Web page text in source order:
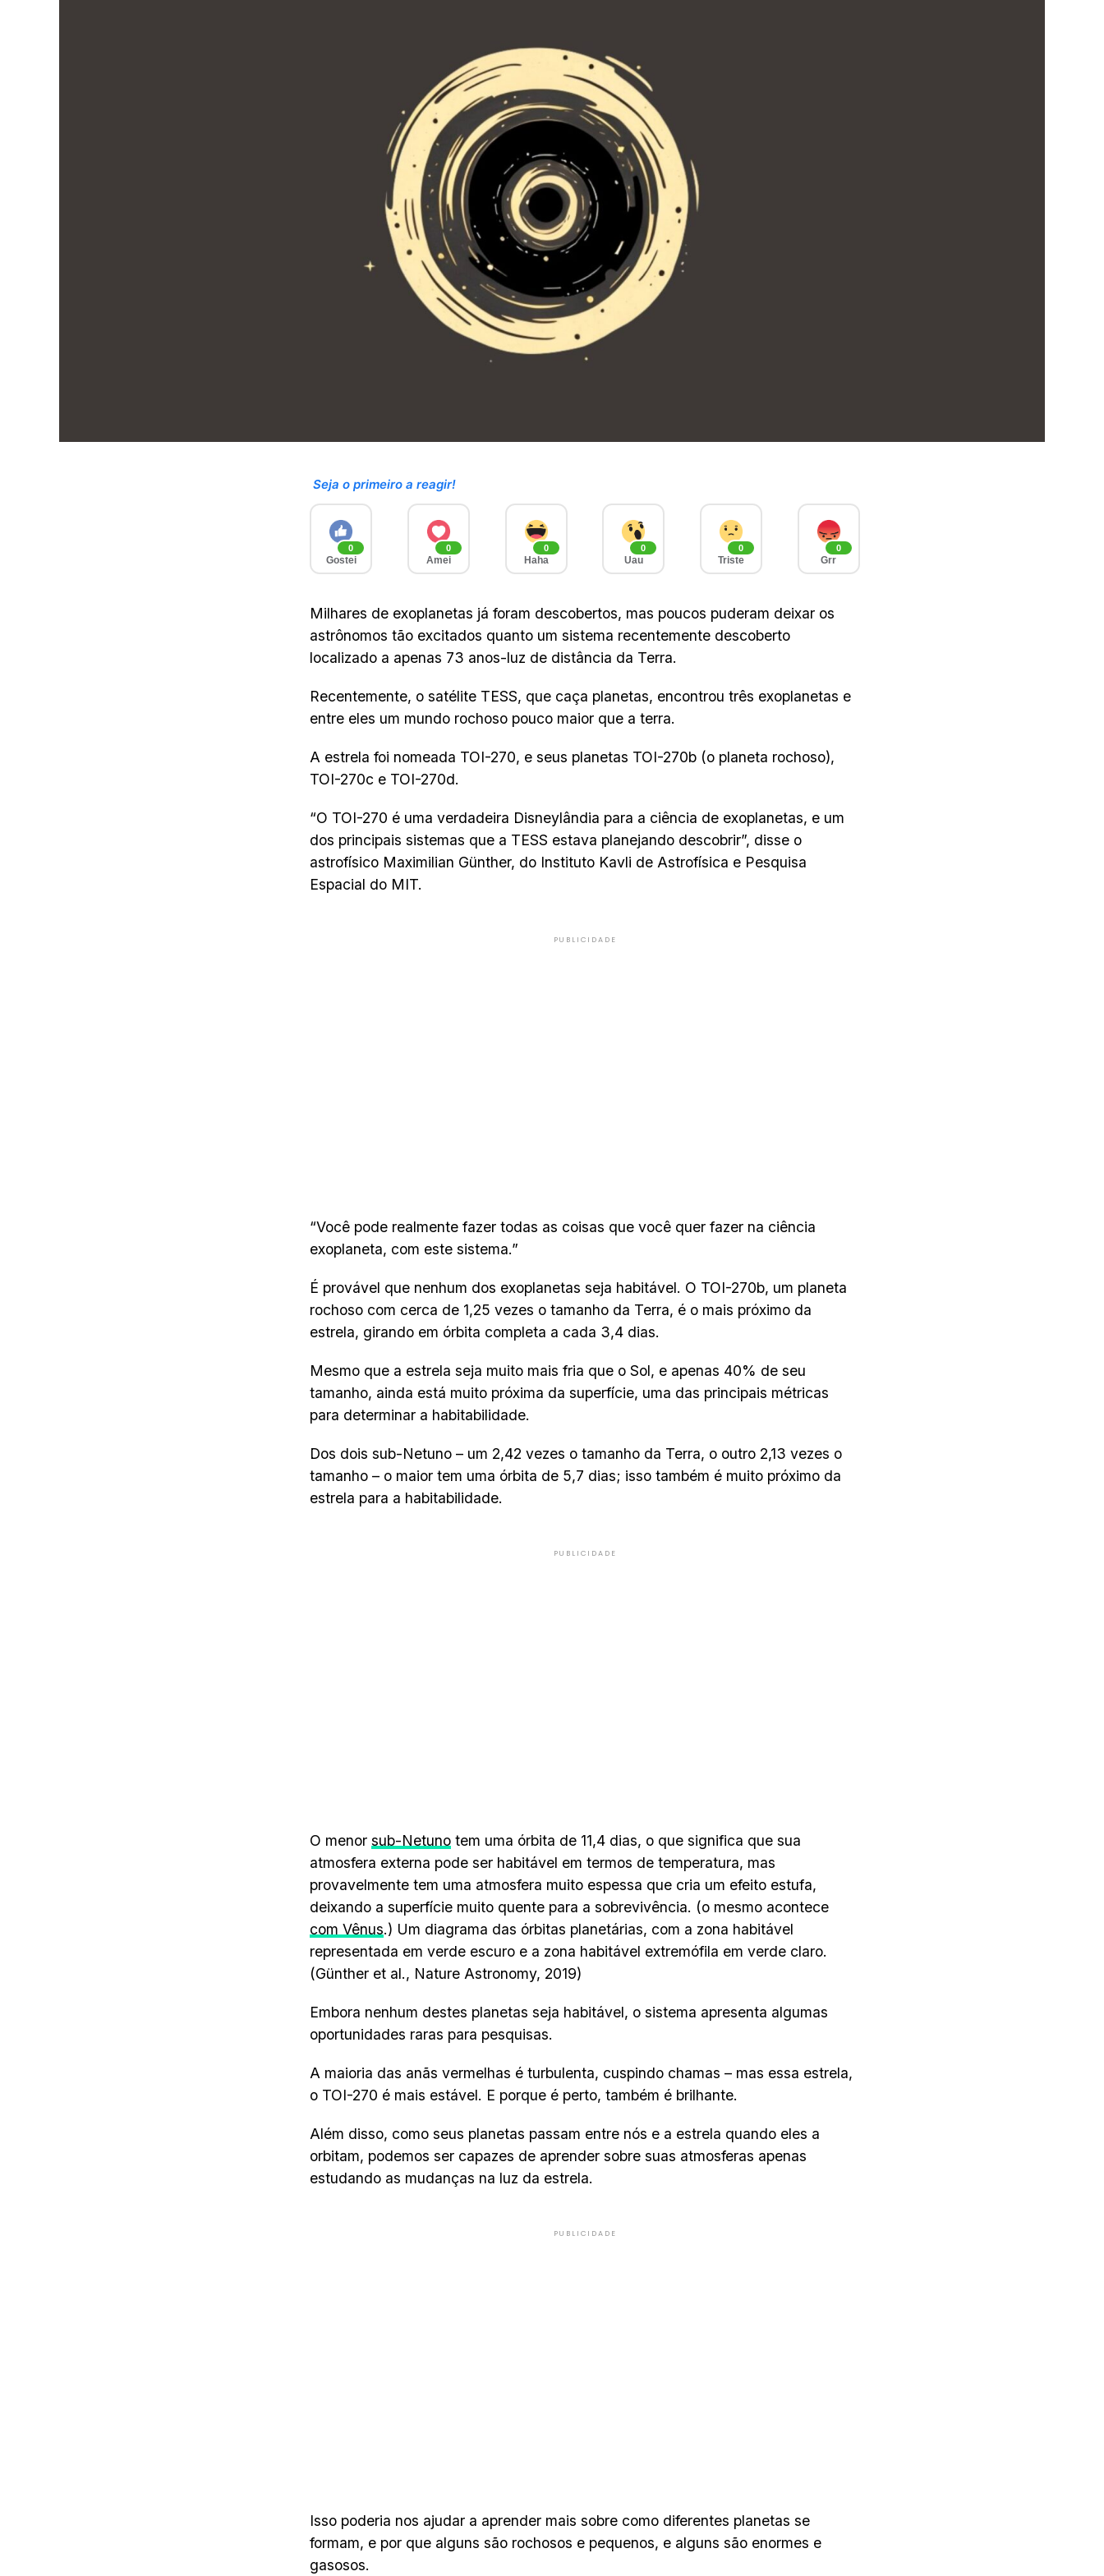
Seja o primeiro a reagir!
0
Gostei
0
Amei
0
Haha
0
Uau
0
Triste
0
Grr
Milhares de exoplanetas já foram descobertos, mas poucos puderam deixar os
astrônomos tão excitados quanto um sistema recentemente descoberto
localizado a apenas 73 anos-luz de distância da Terra.
Recentemente, o satélite TESS, que caça planetas, encontrou três exoplanetas e
entre eles um mundo rochoso pouco maior que a terra.
A estrela foi nomeada TOI-270, e seus planetas TOI-270b (o planeta rochoso),
TOI-270c e TOI-270d.
“O TOI-270 é uma verdadeira Disneylândia para a ciência de exoplanetas, e um
dos principais sistemas que a TESS estava planejando descobrir”, disse o
astrofísico Maximilian Günther, do Instituto Kavli de Astrofísica e Pesquisa
Espacial do MIT.
PUBLICIDADE
“Você pode realmente fazer todas as coisas que você quer fazer na ciência
exoplaneta, com este sistema.”
É provável que nenhum dos exoplanetas seja habitável. O TOI-270b, um planeta
rochoso com cerca de 1,25 vezes o tamanho da Terra, é o mais próximo da
estrela, girando em órbita completa a cada 3,4 dias.
Mesmo que a estrela seja muito mais fria que o Sol, e apenas 40% de seu
tamanho, ainda está muito próxima da superfície, uma das principais métricas
para determinar a habitabilidade.
Dos dois sub-Netuno – um 2,42 vezes o tamanho da Terra, o outro 2,13 vezes o
tamanho – o maior tem uma órbita de 5,7 dias; isso também é muito próximo da
estrela para a habitabilidade.
PUBLICIDADE
O menor sub-Netuno tem uma órbita de 11,4 dias, o que significa que sua
atmosfera externa pode ser habitável em termos de temperatura, mas
provavelmente tem uma atmosfera muito espessa que cria um efeito estufa,
deixando a superfície muito quente para a sobrevivência. (o mesmo acontece
com Vênus.) Um diagrama das órbitas planetárias, com a zona habitável
representada em verde escuro e a zona habitável extremófila em verde claro.
(Günther et al., Nature Astronomy, 2019)
Embora nenhum destes planetas seja habitável, o sistema apresenta algumas
oportunidades raras para pesquisas.
A maioria das anãs vermelhas é turbulenta, cuspindo chamas – mas essa estrela,
o TOI-270 é mais estável. E porque é perto, também é brilhante.
Além disso, como seus planetas passam entre nós e a estrela quando eles a
orbitam, podemos ser capazes de aprender sobre suas atmosferas apenas
estudando as mudanças na luz da estrela.
PUBLICIDADE
Isso poderia nos ajudar a aprender mais sobre como diferentes planetas se
formam, e por que alguns são rochosos e pequenos, e alguns são enormes e
gasosos.